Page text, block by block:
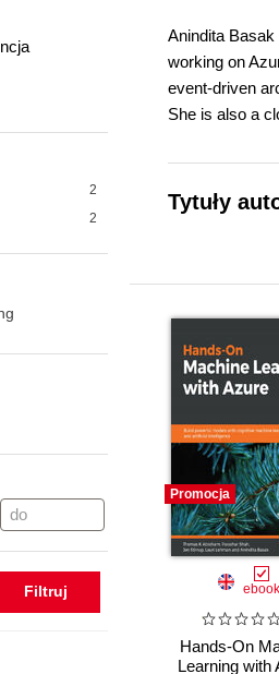
2
2
Anindita
working on
event-driven
She is also a
Tytuły
Promocja
ebook
Hands-On
Learning with